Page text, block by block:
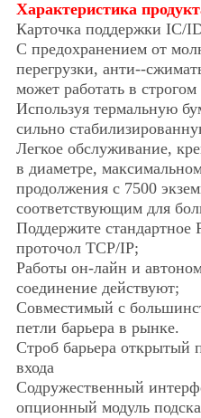
Характеристика
Карточка поддержки IC/
С предохранением от
перегрузки, анти--
может работать в
Используя термальную
сильно
Легкое обслуживание,
в диаметре,
продолжения с 7500
соответствующим для
Поддержите
проточол TCP/IP;
Работы он-лайн и
соединение действуют;
Совместимый с
петли барьера в рынке.
Строб барьера открытый
входа
Содружественный
опционный модуль